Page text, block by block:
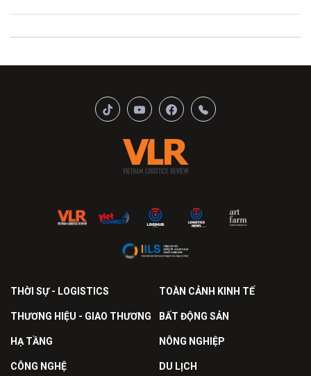
THỜI SỰ - LOGISTICS TOÀN CẢNH KINH TẾ
THƯƠNG HIỆU - GIAO THƯƠNG BẤT ĐỘNG SẢN
HẠ TẦNG NÔNG NGHIỆP
CÔNG NGHỆ DU LỊCH